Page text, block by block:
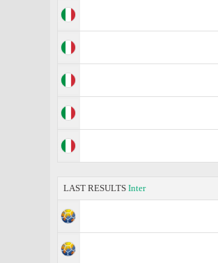
LAST RESULTS Inter